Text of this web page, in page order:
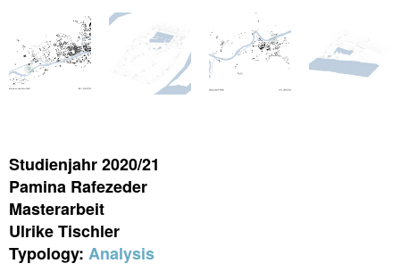
Studienjahr 2020/21
Pamina Rafezeder
Masterarbeit
Ulrike Tischler
Typology: Analysis